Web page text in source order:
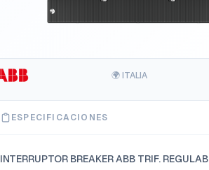
🌍 ITALIA
ESPECIFICACIONES
INTERRUPTOR BREAKER ABB TRIF.